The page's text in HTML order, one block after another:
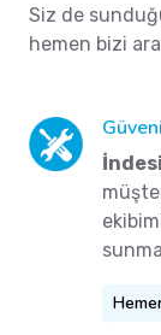
Siz de
hemen bizi